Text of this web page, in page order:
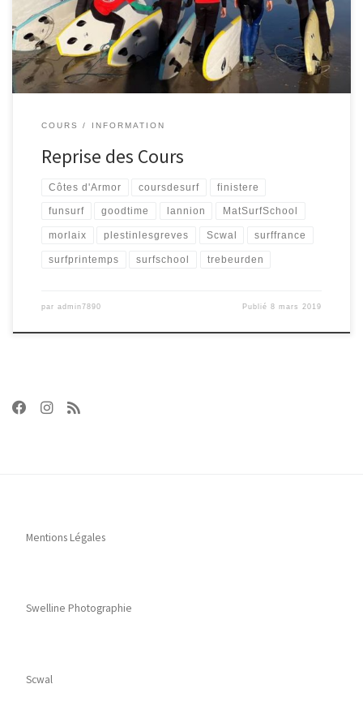
Vous cherchez le meilleur du surf et le plein de sensations c’est
ici
pour plus d’infos […]
COURS INFORMATION
Reprise des Cours
Côtes d'Armor coursdesurf finistere
funsurf goodtime lannion MatSurfSchool
morlaix plestinlesgreves Scwal surffrance
surfprintemps surfschool trebeurden
par admin7890 Publié8 mars 2019
Mentions Légales
Swelline Photographie
Scwal